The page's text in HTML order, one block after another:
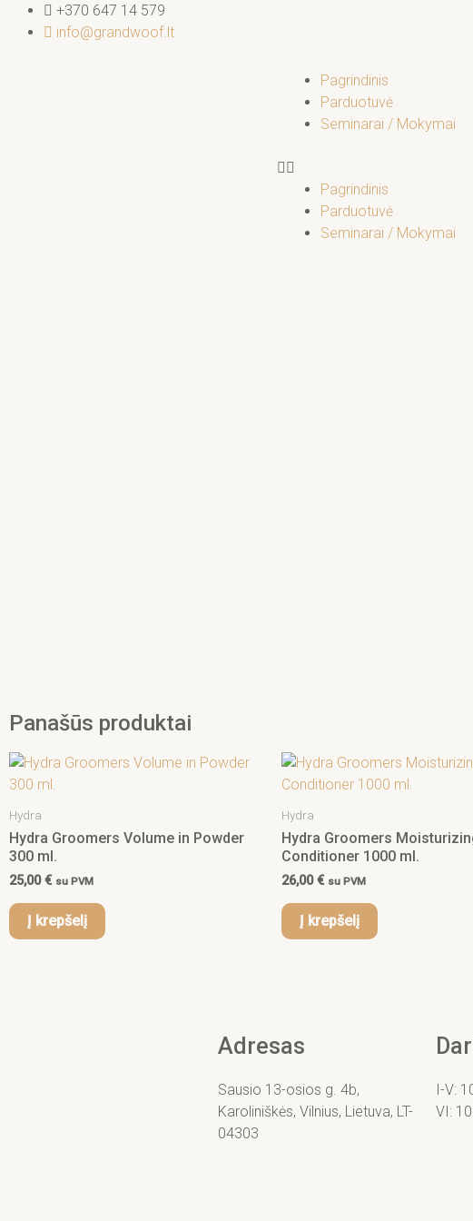
Pereiti
+370 647 14 579
info@grandwoof.lt
Pagrindinis
Parduotuvė
Seminarai / Mokymai
Pagrindinis
Parduotuvė
Seminarai / Mokymai
Panašūs produktai
Hydra
Hydra Groomers Volume in Powder
300 ml.
25,00€ su PVM
Į krepšelį
Hydra
Hydra Groomers
Conditioner 1000 ml.
26,00€ su PVM
Į krepšelį
Adresas
Sausio 13-osios g. 4b,
Karoliniškės, Vilnius, Lietuva, LT-
04303
I-V:
VI: